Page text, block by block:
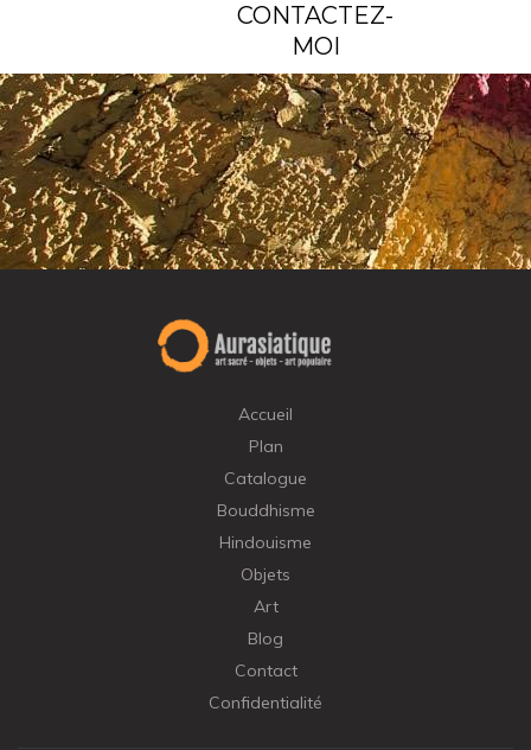
CONTACTEZ-
MOI
Accueil
Plan
Catalogue
Bouddhisme
Hindouisme
Objets
Art
Blog
Contact
Confidentialité